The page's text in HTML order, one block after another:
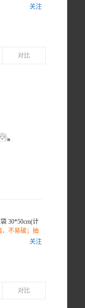
，降解无害；
关注
对比
30*50cm(计
，不易破；抽
保材质，降解
关注
对比